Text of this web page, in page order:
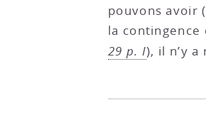
pouvons avoir (
la
29 p. I), il n’y